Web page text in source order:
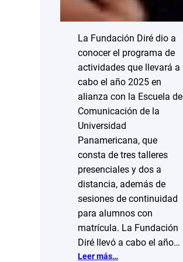
La Fundación Diré dio a
conocer el programa de
actividades que llevará a
cabo el año 2025 en
alianza con la Escuela de
Comunicación de la
Universidad
Panamericana, que
consta de tres talleres
presenciales y dos a
distancia, además de
sesiones de continuidad
para alumnos con
matrícula. La Fundación
Diré llevó a cabo el año…
Leer más…